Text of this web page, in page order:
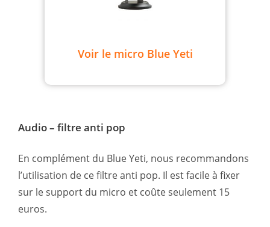
Voir le micro Blue Yeti
Audio – filtre anti pop
En complément du Blue Yeti, nous recommandons
l’utilisation de ce filtre anti pop. Il est facile à fixer
sur le support du micro et coûte seulement 15
euros.